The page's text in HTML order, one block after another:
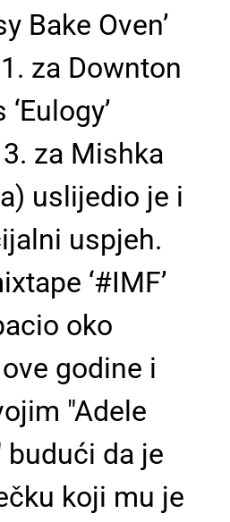
Bake Oven’
za Downton
za Mishka
uslijedio je i
uspjeh.
‘#IMF’
oko
godine i
"Adele
da je
koji mu je